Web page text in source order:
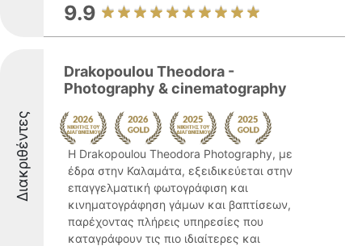
9.9
Διακριθέντες
Drakopoulou Theodora -
Photography & cinematography
Η Drakopoulou Theodora Photography, με
έδρα στην Καλαμάτα, εξειδικεύεται στην
επαγγελματική φωτογράφιση και
κινηματογράφηση γάμων και βαπτίσεων,
παρέχοντας πλήρεις υπηρεσίες που
καταγράφουν τις πιο ιδιαίτερες και